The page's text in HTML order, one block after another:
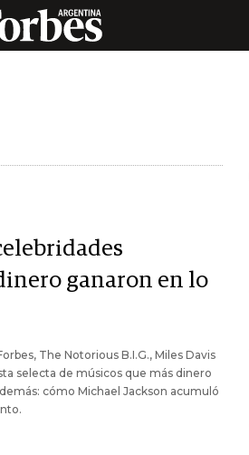
ganaron en lo
The Notorious B.I.G., Miles Davis
selecta de músicos que más dinero
cómo Michael Jackson acumuló